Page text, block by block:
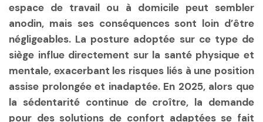
espace de travail ou à domicile peut sembler
anodin, mais ses conséquences sont loin d’être
négligeables. La posture adoptée sur ce type de
siège influe directement sur la santé physique et
mentale, exacerbant les risques liés à une position
assise prolongée et inadaptée. En 2025, alors que
la sédentarité continue de croître, la demande
pour des solutions de confort adaptées se fait